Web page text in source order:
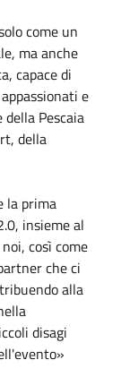
come un
ma anche
capace di
e
Pescaia
della
la prima
insieme al
così come
che ci
alla
disagi